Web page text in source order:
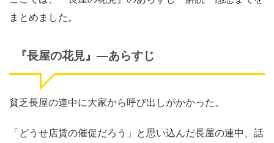
まとめました。
『長屋の花見』―あらすじ
貧乏長屋の連中に大家から呼び出しがかかった。
「どうせ店賃の催促だろう」と思い込んだ長屋の連中、話